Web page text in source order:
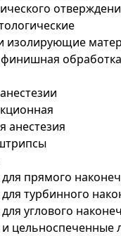
изолирующие
обработка
анестезия
прямого
турбинного
углового
цельноспеченные